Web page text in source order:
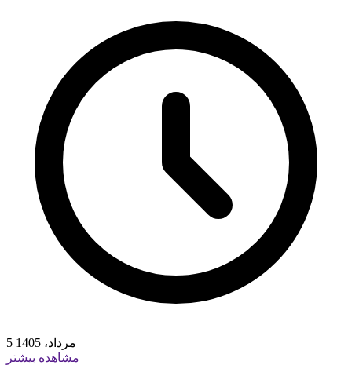
5 مرداد، 1405
مشاهده بیشتر